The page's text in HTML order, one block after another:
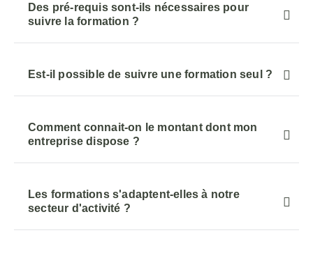
Des pré-requis sont-ils nécessaires pour
suivre la formation ?
Est-il possible de suivre une formation seul ?
Comment connait-on le montant dont mon
entreprise dispose ?
Les formations s'adaptent-elles à notre
secteur d'activité ?